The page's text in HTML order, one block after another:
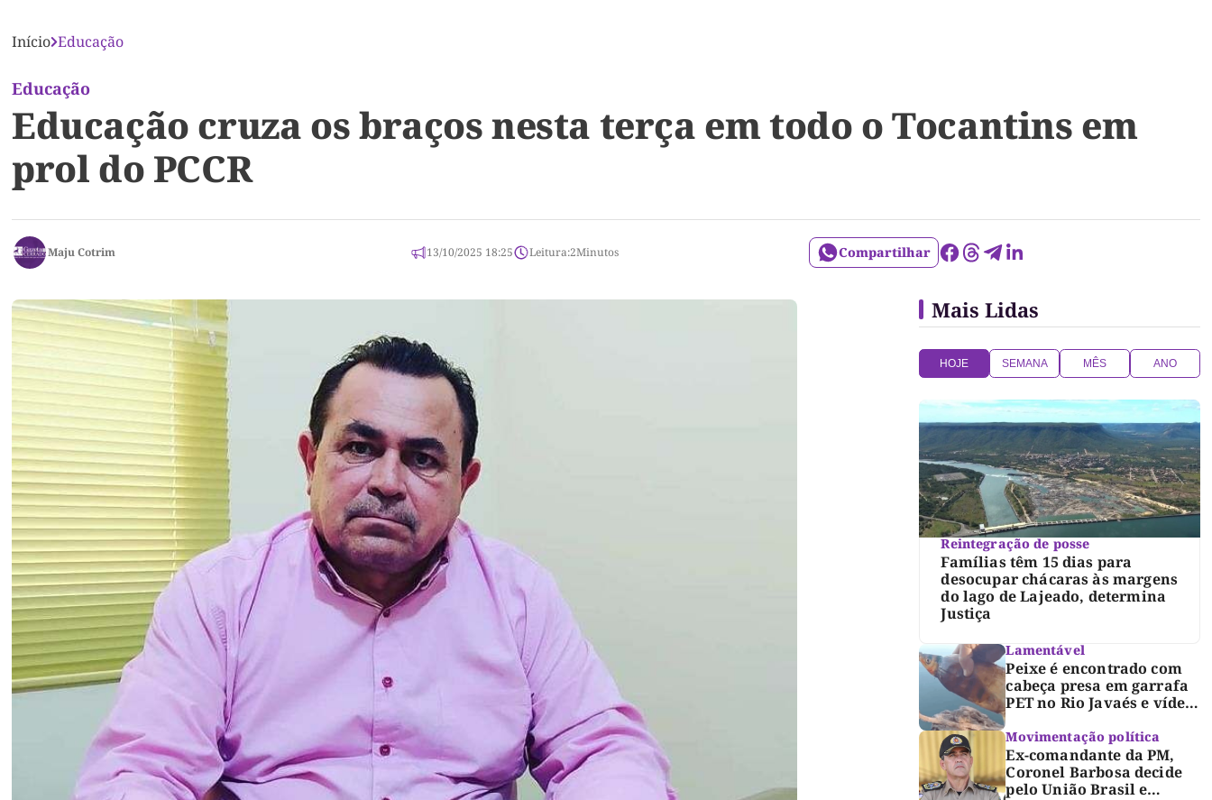
Início Educação
Educação
Educação cruza os braços nesta terça em todo o Tocantins em
prol do PCCR
Maju Cotrim 13/10/2025 18:25 Leitura:2Minutos Compartilhar
Mais Lidas
HOJE SEMANA MÊS ANO
Reintegração de posse
Famílias têm 15 dias para
desocupar chácaras às margens
do lago de Lajeado, determina
Justiça
Lamentável
Peixe é encontrado com
cabeça presa em garrafa
PET no Rio Javaés e vídeo
lixo nos rios
Movimentação política
Ex-comandante da PM,
Coronel Barbosa decide
pelo União Brasil e